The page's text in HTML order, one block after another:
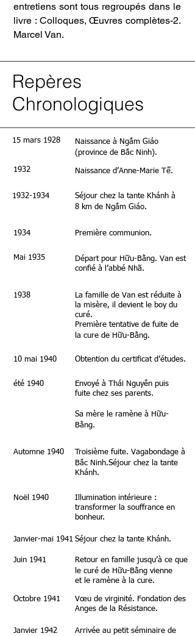
entretiens sont tous regroupés dans le
livre : Colloques, Œuvres complètes-2.
Marcel Van.
Repères
Chronologiques
15 mars 1928
Naissance à Ngắm Giáo
(province de Bắc Ninh).
1932 Naissance d’Anne-Marie Tế.
1932-1934
Séjour chez la tante Khánh à
8 km de Ngắm Giáo.
1934 Première communion.
Mai 1935
Départ pour Hữu-Bằng. Van est
confié à l’abbé Nhã.
1938
La famille de Van est réduite à
la misère, il devient le boy du
curé.
Première tentative de fuite de
la cure de Hữu-Bằng.
10 mai 1940 Obtention du certificat d’études.
été 1940
Envoyé à Thái Nguyên puis
fuite chez ses parents.
Sa mère le ramène à Hữu-
Bằng.
Automne 1940
Troisième fuite. Vagabondage à
Bắc Ninh.Séjour chez la tante
Khánh.
Noël 1940
Illumination intérieure :
transformer la souffrance en
bonheur.
Janvier-mai 1941 Séjour chez la tante Khánh.
Juin 1941
Retour en famille jusqu’à ce que
le curé de Hữu-Bằng vienne
et le ramène à la cure.
Octobre 1941
Vœu de virginité. Fondation des
Anges de la Résistance.
Janvier 1942
Arrivée au petit séminaire de